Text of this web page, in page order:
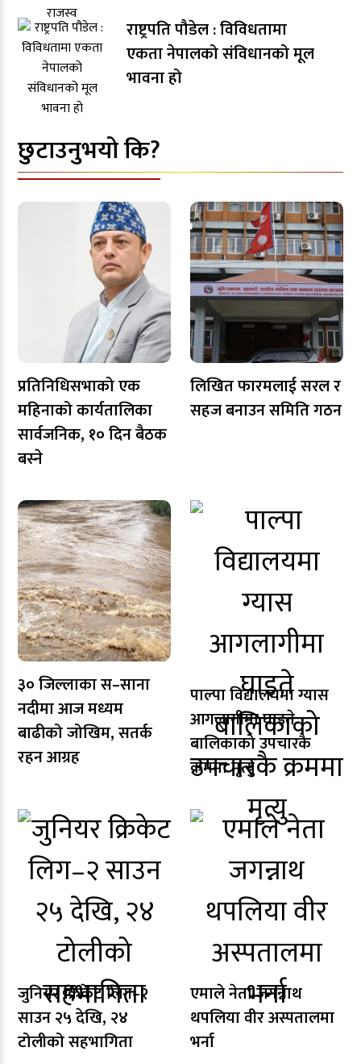
राष्ट्रपति पौडेल : विविधतामा
एकता नेपालको संविधानको मूल
भावना हो
छुटाउनुभयो कि?
प्रतिनिधिसभाको एक
महिनाको कार्यतालिका
सार्वजनिक, १० दिन बैठक
बस्ने
लिखित फारमलाई सरल र
सहज बनाउन समिति गठन
३० जिल्लाका स–साना
नदीमा आज मध्यम
बाढीको जोखिम, सतर्क
रहन आग्रह
पाल्पा विद्यालयमा ग्यास
आगलागीमा घाइते
बालिकाको उपचारकै
क्रममा मृत्यु
जुनियर क्रिकेट लिग–२
साउन २५ देखि, २४
टोलीको सहभागिता
एमाले नेता जगन्नाथ
थपलिया वीर अस्पतालमा
भर्ना